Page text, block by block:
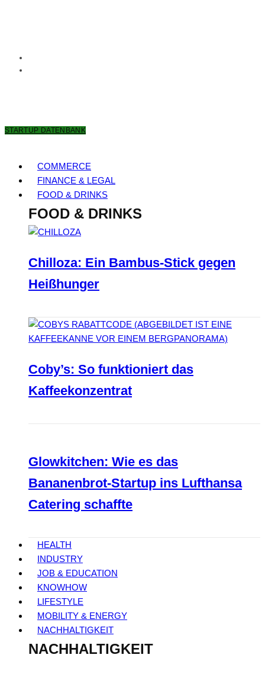
STARTUP DATENBANK
COMMERCE
FINANCE & LEGAL
FOOD & DRINKS
FOOD & DRINKS
Chilloza: Ein Bambus-Stick gegen
Heißhunger
Coby’s: So funktioniert das
Kaffeekonzentrat
Glowkitchen: Wie es das
Bananenbrot-Startup ins Lufthansa
Catering schaffte
HEALTH
INDUSTRY
JOB & EDUCATION
KNOWHOW
LIFESTYLE
MOBILITY & ENERGY
NACHHALTIGKEIT
NACHHALTIGKEIT